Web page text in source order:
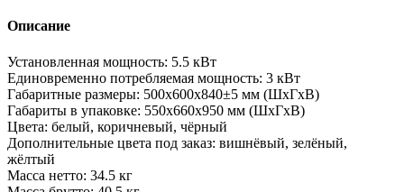
Описание
Установленная мощность: 5.5 кВт
Единовременно потребляемая мощность: 3 кВт
Габаритные размеры: 500х600х840±5 мм (ШхГхВ)
Габариты в упаковке: 550х660х950 мм (ШхГхВ)
Цвета: белый, коричневый, чёрный
Дополнительные цвета под заказ: вишнёвый, зелёный,
жёлтый
Масса нетто: 34.5 кг